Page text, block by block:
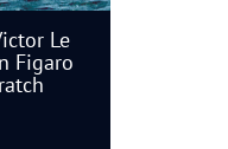
Le
Figaro